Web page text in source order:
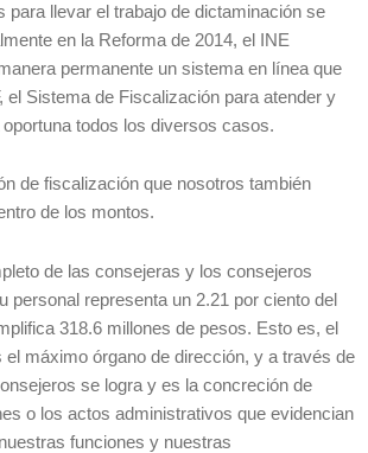
para llevar el trabajo de dictaminación se
en la Reforma de 2014, el INE
permanente un sistema en línea que
el Sistema de Fiscalización para atender y
todos los diversos casos.
de fiscalización que nosotros también
de los montos.
de las consejeras y los consejeros
personal representa un 2.21 por ciento del
318.6 millones de pesos. Esto es, el
el máximo órgano de dirección, y a través de
se logra y es la concreción de
o los actos administrativos que evidencian
funciones y nuestras